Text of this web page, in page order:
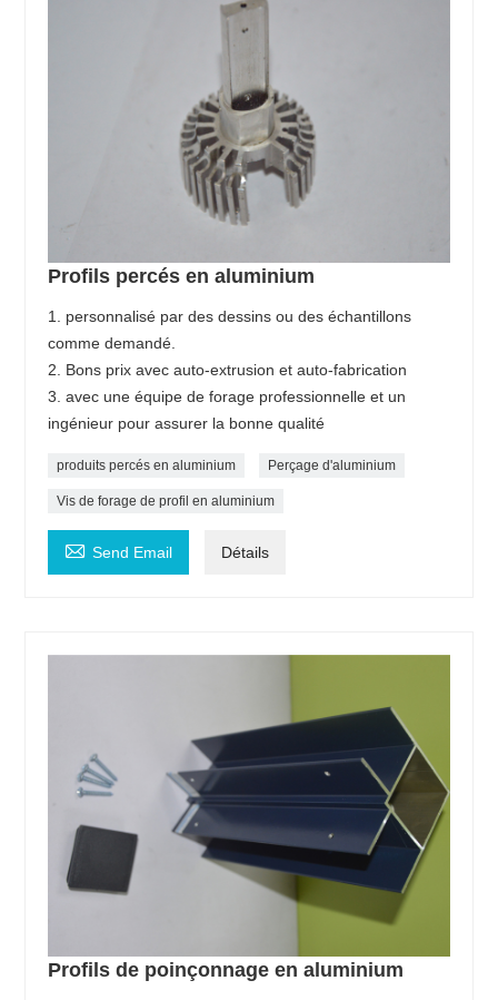
Profils percés en aluminium
1. personnalisé par des dessins ou des échantillons
comme demandé.
2. Bons prix avec auto-extrusion et auto-fabrication
3. avec une équipe de forage professionnelle et un
ingénieur pour assurer la bonne qualité
produits percés en aluminium Perçage d'aluminium
Vis de forage de profil en aluminium
 Send Email Détails
Profils de poinçonnage en aluminium